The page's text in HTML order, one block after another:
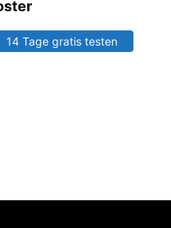
14 Tage gratis testen